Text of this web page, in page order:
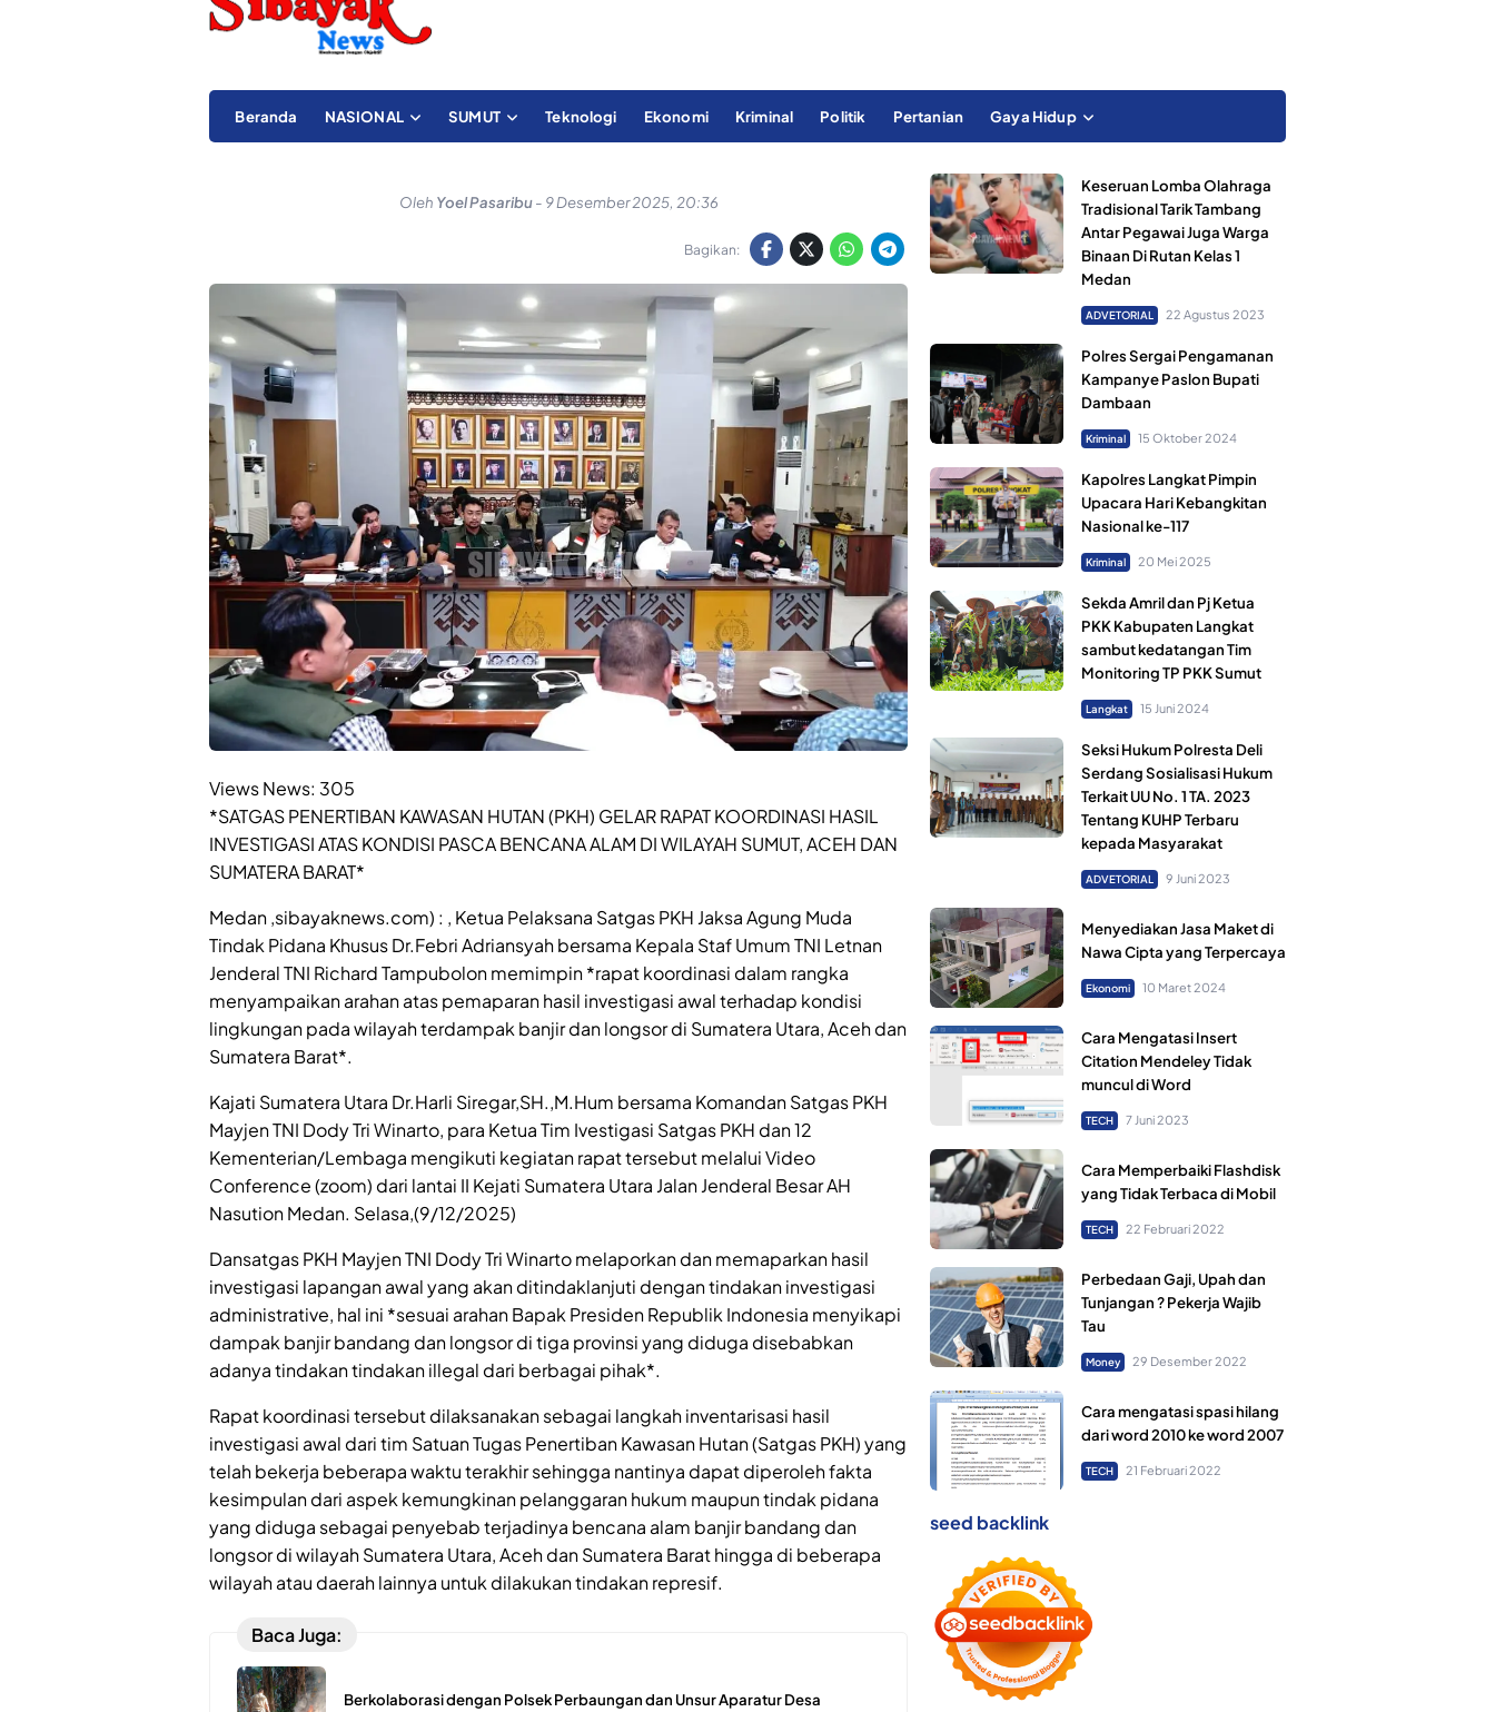
Beranda NASIONAL SUMUT Teknologi Ekonomi Kriminal Politik Pertanian Gaya Hidup
Oleh Yoel Pasaribu - 9 Desember 2025, 20:36
Bagikan:
Views News: 305
*SATGAS PENERTIBAN KAWASAN HUTAN (PKH) GELAR RAPAT KOORDINASI HASIL
INVESTIGASI ATAS KONDISI PASCA BENCANA ALAM DI WILAYAH SUMUT, ACEH DAN
SUMATERA BARAT*
Medan ,sibayaknews.com) : , Ketua Pelaksana Satgas PKH Jaksa Agung Muda
Tindak Pidana Khusus Dr.Febri Adriansyah bersama Kepala Staf Umum TNI Letnan
Jenderal TNI Richard Tampubolon memimpin *rapat koordinasi dalam rangka
menyampaikan arahan atas pemaparan hasil investigasi awal terhadap kondisi
lingkungan pada wilayah terdampak banjir dan longsor di Sumatera Utara, Aceh dan
Sumatera Barat*.
Kajati Sumatera Utara Dr.Harli Siregar,SH.,M.Hum bersama Komandan Satgas PKH
Mayjen TNI Dody Tri Winarto, para Ketua Tim Ivestigasi Satgas PKH dan 12
Kementerian/Lembaga mengikuti kegiatan rapat tersebut melalui Video
Conference (zoom) dari lantai II Kejati Sumatera Utara Jalan Jenderal Besar AH
Nasution Medan. Selasa,(9/12/2025)
Dansatgas PKH Mayjen TNI Dody Tri Winarto melaporkan dan memaparkan hasil
investigasi lapangan awal yang akan ditindaklanjuti dengan tindakan investigasi
administrative, hal ini *sesuai arahan Bapak Presiden Republik Indonesia menyikapi
dampak banjir bandang dan longsor di tiga provinsi yang diduga disebabkan
adanya tindakan tindakan illegal dari berbagai pihak*.
Rapat koordinasi tersebut dilaksanakan sebagai langkah inventarisasi hasil
investigasi awal dari tim Satuan Tugas Penertiban Kawasan Hutan (Satgas PKH) yang
telah bekerja beberapa waktu terakhir sehingga nantinya dapat diperoleh fakta
kesimpulan dari aspek kemungkinan pelanggaran hukum maupun tindak pidana
yang diduga sebagai penyebab terjadinya bencana alam banjir bandang dan
longsor di wilayah Sumatera Utara, Aceh dan Sumatera Barat hingga di beberapa
wilayah atau daerah lainnya untuk dilakukan tindakan represif.
Baca Juga:
Berkolaborasi dengan Polsek Perbaungan dan Unsur Aparatur Desa
Keseruan Lomba Olahraga
Tradisional Tarik Tambang
Antar Pegawai Juga Warga
Binaan Di Rutan Kelas 1
Medan
ADVETORIAL 22 Agustus 2023
Polres Sergai Pengamanan
Kampanye Paslon Bupati
Dambaan
Kriminal 15 Oktober 2024
Kapolres Langkat Pimpin
Upacara Hari Kebangkitan
Nasional ke-117
Kriminal 20 Mei 2025
Sekda Amril dan Pj Ketua
PKK Kabupaten Langkat
sambut kedatangan Tim
Monitoring TP PKK Sumut
Langkat 15 Juni 2024
Seksi Hukum Polresta Deli
Serdang Sosialisasi Hukum
Terkait UU No. 1 TA. 2023
Tentang KUHP Terbaru
kepada Masyarakat
ADVETORIAL 9 Juni 2023
Menyediakan Jasa Maket di
Nawa Cipta yang Terpercaya
Ekonomi 10 Maret 2024
Cara Mengatasi Insert
Citation Mendeley Tidak
muncul di Word
TECH 7 Juni 2023
Cara Memperbaiki Flashdisk
yang Tidak Terbaca di Mobil
TECH 22 Februari 2022
Perbedaan Gaji, Upah dan
Tunjangan ? Pekerja Wajib
Tau
Money 29 Desember 2022
Cara mengatasi spasi hilang
dari word 2010 ke word 2007
TECH 21 Februari 2022
seed backlink